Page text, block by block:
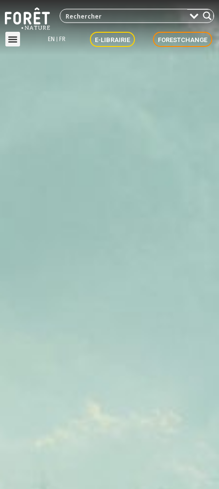
EN FR E-LIBRAIRIE FORESTCHANGE